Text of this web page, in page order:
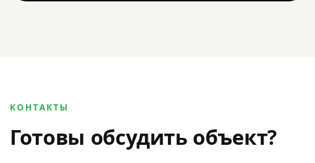
КОНТАКТЫ
Готовы обсудить объект?